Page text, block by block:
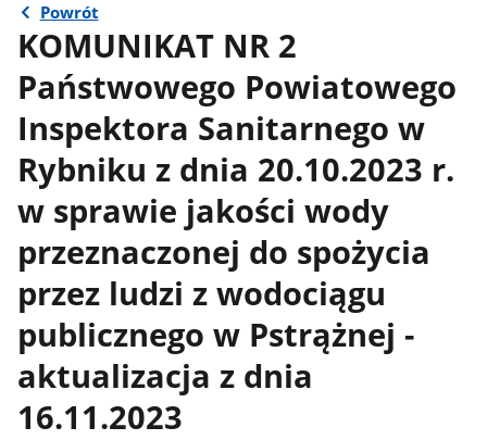
Powrót
KOMUNIKAT NR 2
Państwowego Powiatowego
Inspektora Sanitarnego w
Rybniku z dnia 20.10.2023 r.
w sprawie jakości wody
przeznaczonej do spożycia
przez ludzi z wodociągu
publicznego w Pstrążnej -
aktualizacja z dnia
16.11.2023